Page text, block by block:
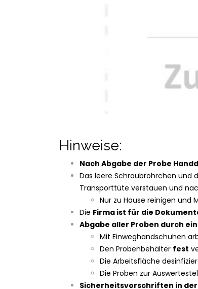
Hinweise:
Nach Abgabe der Probe
Das leere Schraubröhrchen und
Transporttüte verstauen und
Nur zu Hause reinigen und
Die Firma ist für die
Abgabe aller Proben durch
Mit Einweghandschuhen
Den Probenbehälter fest
Die Arbeitsfläche
Die Proben zur
Sicherheitsvorschriften in